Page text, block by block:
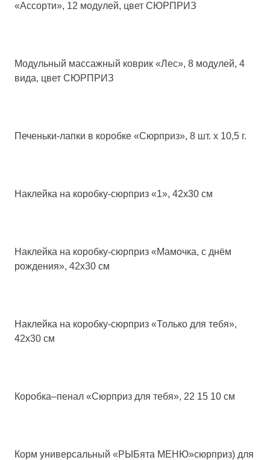
«Ассорти», 12 модулей, цвет СЮРПРИЗ
Модульный массажный коврик «Лес», 8 модулей, 4
вида, цвет СЮРПРИЗ
Печеньки-лапки в коробке «Сюрприз», 8 шт. х 10,5 г.
Наклейка на коробку-сюрприз «1», 42х30 см
Наклейка на коробку-сюрприз «Мамочка, с днём
рождения», 42х30 см
Наклейка на коробку-сюрприз «Только для тебя»,
42х30 см
Коробка‒пенал «Сюрприз для тебя», 22 15 10 см
Корм универсальный «РЫБята МЕНЮ»сюрприз) для